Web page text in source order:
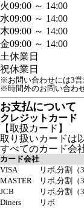
火09:00 ～ 14:00
水09:00 ～ 14:00
木09:00 ～ 14:00
金09:00 ～ 14:00
土休業日
祝休業日
※お問い合わせには3営
※時間外のお問い合わ
お支払について
クレジットカード
【取扱カード】
取り扱いカードは
すべてのカード会
カード会社
VISA
リボ,分割（
MASTER
リボ,分割（
JCB
リボ,分割（
Diners
リボ